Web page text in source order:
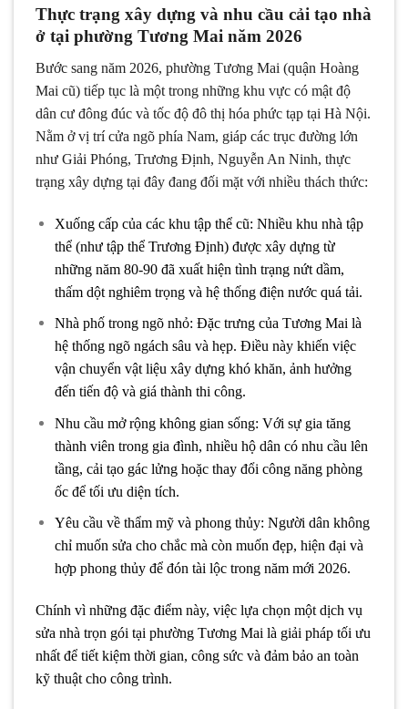
Thực trạng xây dựng và nhu cầu cải tạo nhà
ở tại phường Tương Mai năm 2026
Bước sang năm 2026, phường Tương Mai (quận Hoàng
Mai cũ) tiếp tục là một trong những khu vực có mật độ
dân cư đông đúc và tốc độ đô thị hóa phức tạp tại Hà Nội.
Nằm ở vị trí cửa ngõ phía Nam, giáp các trục đường lớn
như Giải Phóng, Trương Định, Nguyễn An Ninh, thực
trạng xây dựng tại đây đang đối mặt với nhiều thách thức:
Xuống cấp của các khu tập thể cũ: Nhiều khu nhà tập
thể (như tập thể Trương Định) được xây dựng từ
những năm 80-90 đã xuất hiện tình trạng nứt dầm,
thấm dột nghiêm trọng và hệ thống điện nước quá tải.
Nhà phố trong ngõ nhỏ: Đặc trưng của Tương Mai là
hệ thống ngõ ngách sâu và hẹp. Điều này khiến việc
vận chuyển vật liệu xây dựng khó khăn, ảnh hưởng
đến tiến độ và giá thành thi công.
Nhu cầu mở rộng không gian sống: Với sự gia tăng
thành viên trong gia đình, nhiều hộ dân có nhu cầu lên
tầng, cải tạo gác lửng hoặc thay đổi công năng phòng
ốc để tối ưu diện tích.
Yêu cầu về thẩm mỹ và phong thủy: Người dân không
chỉ muốn sửa cho chắc mà còn muốn đẹp, hiện đại và
hợp phong thủy để đón tài lộc trong năm mới 2026.
Chính vì những đặc điểm này, việc lựa chọn một dịch vụ
sửa nhà trọn gói tại phường Tương Mai là giải pháp tối ưu
nhất để tiết kiệm thời gian, công sức và đảm bảo an toàn
kỹ thuật cho công trình.